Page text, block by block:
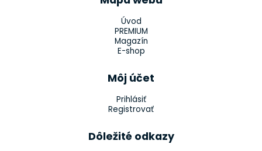
Úvod
PREMIUM
Magazín
E-shop
Môj účet
Prihlásiť
Registrovať
Dôležité odkazy